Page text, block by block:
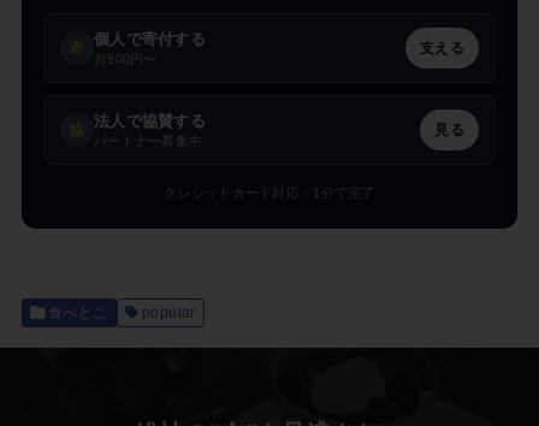
寄
個人で寄付する
月500円〜
支える
協
法人で協賛する
パートナー募集中
見る
クレジットカード対応・1分で完了
食べとこ popular